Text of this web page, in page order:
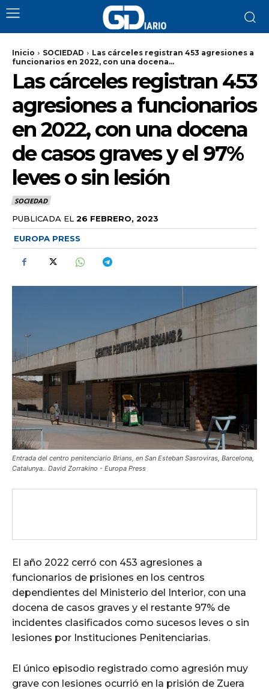
Inicio SOCIEDAD
Las cárceles registran 453 agresiones a
funcionarios en 2022, con una docena...
Las cárceles registran 453
agresiones a funcionarios
en 2022, con una docena
de casos graves y el 97%
leves o sin lesión
SOCIEDAD
PUBLICADA EL 26 FEBRERO, 2023
EUROPA PRESS
Entrada del centro penitenciario Brians, en San Esteban Sasroviras, Barcelona,
Catalunya.. David Zorrakino - Europa Press
El año 2022 cerró con 453 agresiones a
funcionarios de prisiones en los centros
dependientes del Ministerio del Interior, con una
docena de casos graves y el restante 97% de
incidentes clasificados como sucesos leves o sin
lesiones por Instituciones Penitenciarias.
El único episodio registrado como agresión muy
grave con lesiones ocurrió en la prisión de Zuera